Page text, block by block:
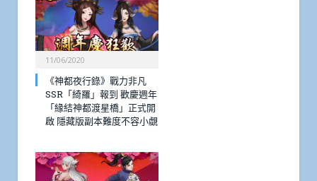
11/06/2020
《神都夜行錄》戰力非凡
SSR「綺羅」報到 歡慶週年
「緣結神都渡星橋」正式開
啟 隱藏版副本難度不容小覷